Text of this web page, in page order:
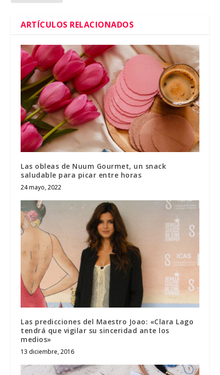
ARTÍCULOS RELACIONADOS
Las obleas de Nuum Gourmet, un snack
saludable para picar entre horas
24 mayo, 2022
Las predicciones del Maestro Joao: «Clara Lago
tendrá que vigilar su sinceridad ante los
medios»
13 diciembre, 2016